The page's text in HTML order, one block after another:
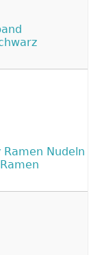
Ramen Nudeln